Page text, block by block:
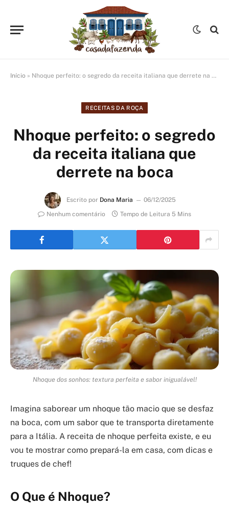
Início » Nhoque perfeito: o segredo da receita italiana que derrete na boca
RECEITAS DA ROÇA
Nhoque perfeito: o segredo
da receita italiana que
derrete na boca
Escrito por Dona Maria
06/12/2025
Nenhum comentário
Tempo de Leitura 5 Mins
Nhoque dos sonhos: textura perfeita e sabor inigualável!
Imagina saborear um nhoque tão macio que se desfaz
na boca, com um sabor que te transporta diretamente
para a Itália. A receita de nhoque perfeita existe, e eu
vou te mostrar como prepará-la em casa, com dicas e
truques de chef!
O Que é Nhoque?